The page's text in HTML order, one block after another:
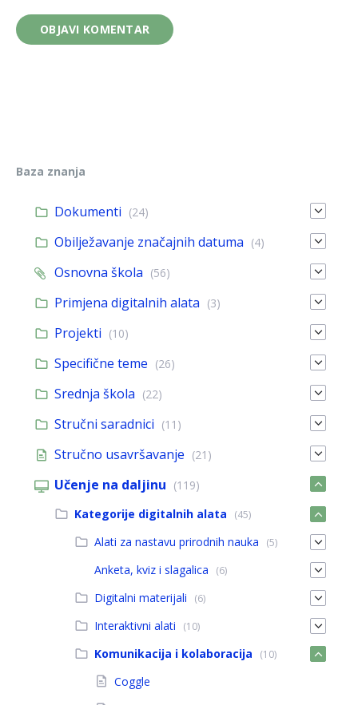
Baza znanja
Dokumenti (24)
Obilježavanje značajnih datuma (4)
Osnovna škola (56)
Primjena digitalnih alata (3)
Projekti (10)
Specifične teme (26)
Srednja škola (22)
Stručni saradnici (11)
Stručno usavršavanje (21)
Učenje na daljinu (119)
Kategorije digitalnih alata
(45)
Alati za nastavu prirodnih nauka (5)
Anketa, kviz i slagalica (6)
Digitalni materijali (6)
Interaktivni alati (10)
Komunikacija i kolaboracija (10)
Coggle